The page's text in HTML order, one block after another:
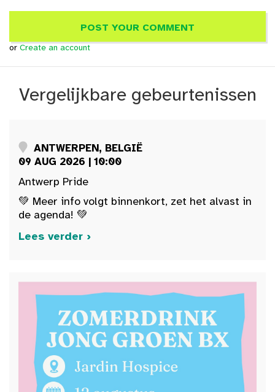
or Create an account
Vergelijkbare gebeurtenissen
ANTWERPEN, BELGIË
09 AUG 2026 | 10:00
Antwerp Pride
💚 Meer info volgt binnenkort, zet het alvast in
de agenda! 💚
Lees verder ›